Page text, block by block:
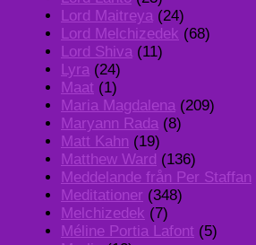
Lord Maitreya (24)
Lord Melchizedek (68)
Lord Shiva (11)
Lyra (24)
Maat (1)
Maria Magdalena (209)
Maryann Rada (8)
Matt Kahn (19)
Matthew Ward (136)
Meddelande från Per Staffan
Meditationer (348)
Melchizedek (7)
Méline Portia Lafont (5)